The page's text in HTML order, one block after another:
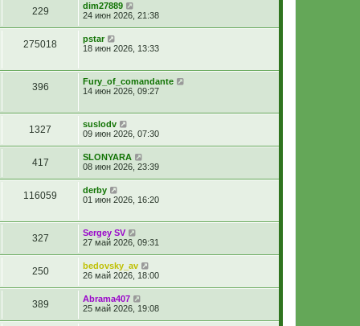
229
dim27889
24 июн 2026, 21:38
275018
pstar
18 июн 2026, 13:33
396
Fury_of_comandante
14 июн 2026, 09:27
1327
suslodv
09 июн 2026, 07:30
417
SLONYARA
08 июн 2026, 23:39
116059
derby
01 июн 2026, 16:20
327
Sergey SV
27 май 2026, 09:31
250
bedovsky_av
26 май 2026, 18:00
389
Abrama407
25 май 2026, 19:08